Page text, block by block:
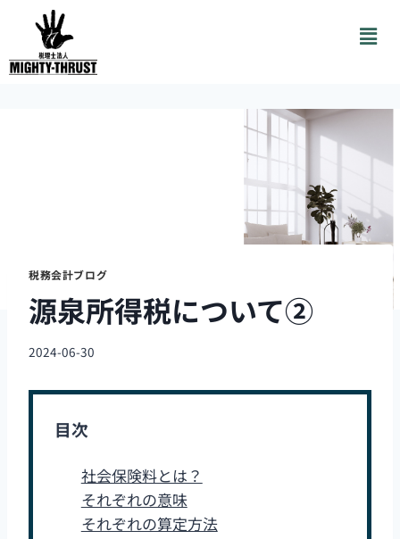
税務会計ブログ
源泉所得税について②
2024-06-30
目次
社会保険料とは？
それぞれの意味
それぞれの算定方法